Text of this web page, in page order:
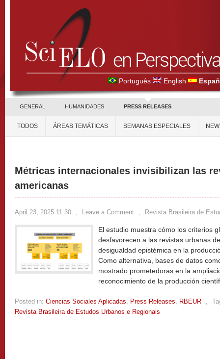
Português English
GENERAL HUMANIDADES PRESS RELEASES
TODOS ÁREAS TEMÁTICAS SEMANAS ESPECIALES
Métricas internacionales invisibilizan las
americanas
April 23, 2025 11:30 , Leave a Comment , Revista Brasileira de
El estudio muestra cómo los criterios
desfavorecen a las revistas urbanas
desigualdad epistémica en la
Como alternativa, bases de datos
mostrado prometedoras en la
reconocimiento de la producción
Posted in: Ciencias Sociales Aplicadas, Press Releases, RBEUR ,
Revista Brasileira de Estudos Urbanos e Regionais